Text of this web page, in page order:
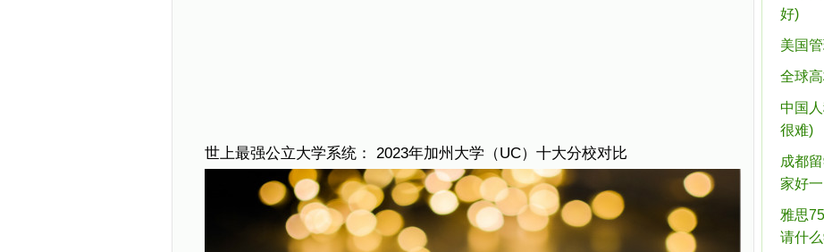
世上最强公立大学系统： 2023年加州大学（UC）十大分校对比
好)
美国
全球
中国
很难)
成都
家好
雅思
请什